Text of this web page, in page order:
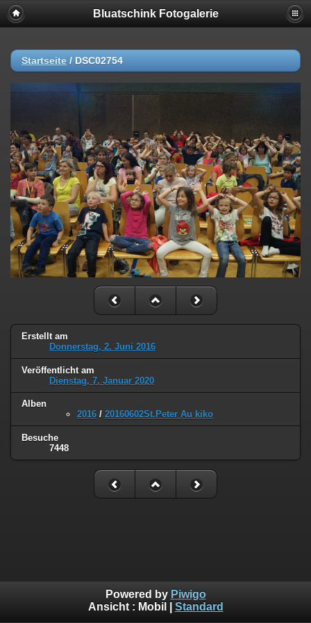
Bluatschink Fotogalerie
Startseite / DSC02754
Erstellt am
Donnerstag, 2. Juni 2016
Veröffentlicht am
Dienstag, 7. Januar 2020
Alben
2016 / 20160602St.Peter Au kiko
Besuche
7448
Powered by Piwigo
Ansicht : Mobil Standard